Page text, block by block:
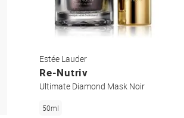
Estée Lauder
Re-Nutriv
Ultimate Diamond Mask Noir
50ml